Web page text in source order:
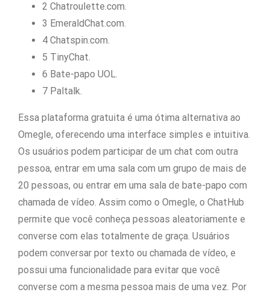
2 Chatroulette.com.
3 EmeraldChat.com.
4 Chatspin.com.
5 TinyChat.
6 Bate-papo UOL.
7 Paltalk.
Essa plataforma gratuita é uma ótima alternativa ao
Omegle, oferecendo uma interface simples e intuitiva.
Os usuários podem participar de um chat com outra
pessoa, entrar em uma sala com um grupo de mais de
20 pessoas, ou entrar em uma sala de bate-papo com
chamada de vídeo. Assim como o Omegle, o ChatHub
permite que você conheça pessoas aleatoriamente e
converse com elas totalmente de graça. Usuários
podem conversar por texto ou chamada de vídeo, e
possui uma funcionalidade para evitar que você
converse com a mesma pessoa mais de uma vez. Por